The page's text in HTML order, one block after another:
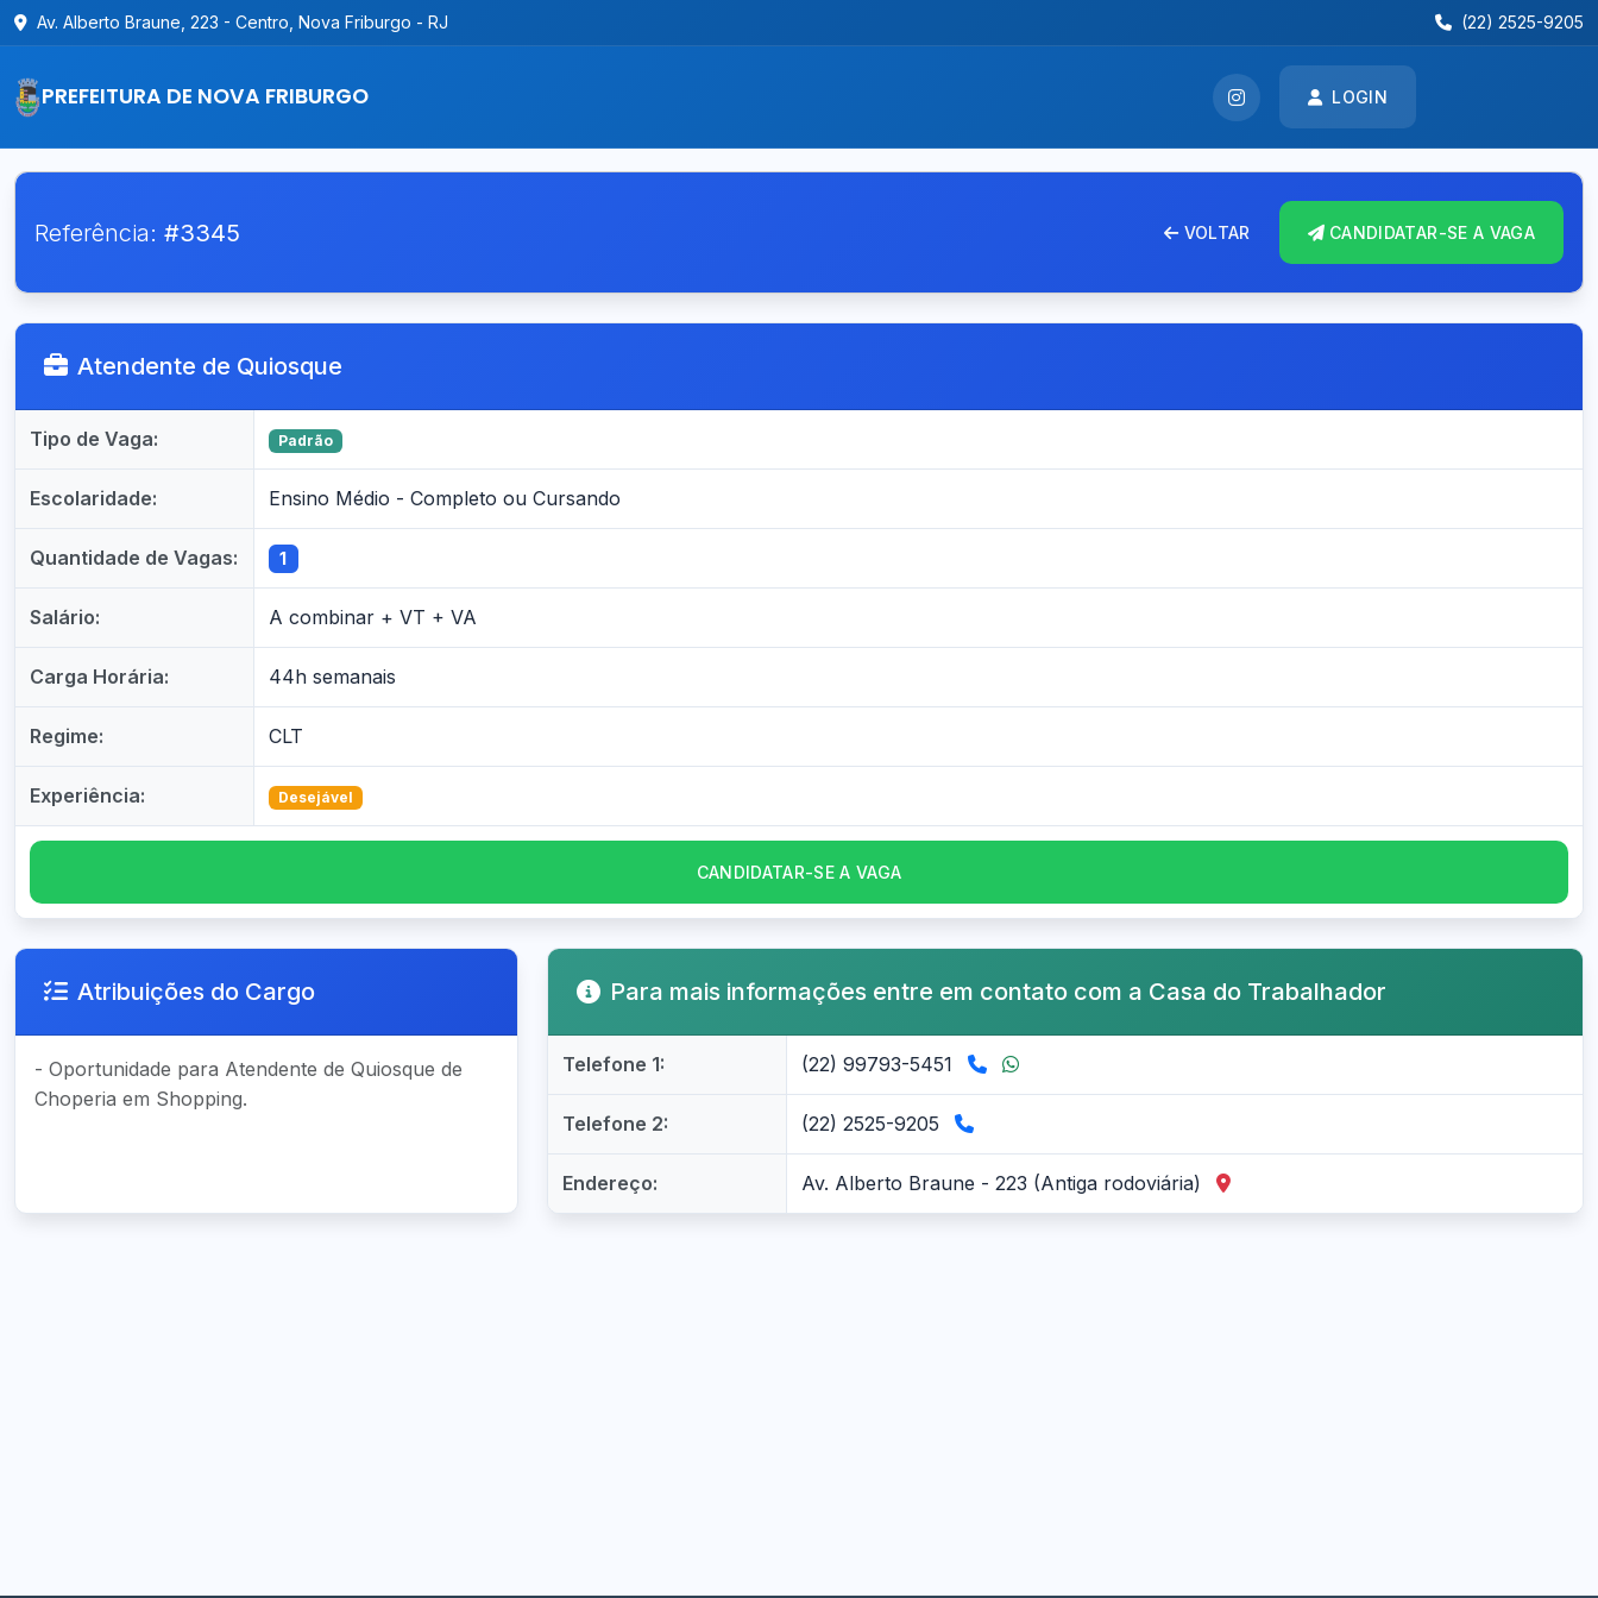
Av. Alberto Braune, 223 - Centro, Nova Friburgo - RJ (22) 2525-9205
PREFEITURA DE NOVA FRIBURGO LOGIN
Referência: #3345 VOLTAR CANDIDATAR-SE A VAGA
Atendente de Quiosque
Tipo de Vaga: Padrão
Escolaridade: Ensino Médio - Completo ou Cursando
Quantidade de Vagas: 1
Salário: A combinar + VT + VA
Carga Horária: 44h semanais
Regime: CLT
Experiência: Desejável
CANDIDATAR-SE A VAGA
Atribuições do Cargo
- Oportunidade para Atendente de Quiosque de
Choperia em Shopping.
Para mais informações entre em contato com a Casa do Trabalhador
Telefone 1: (22) 99793-5451
Telefone 2: (22) 2525-9205
Endereço: Av. Alberto Braune - 223 (Antiga rodoviária)